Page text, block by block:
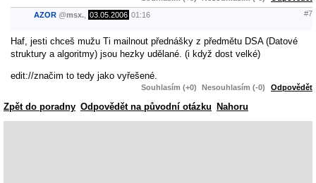
AZOR @msx. 03.05.2006 01:16 #7
Haf, jesti chceš mužu Ti mailnout přednášky z předmětu DSA (Datové
struktury a algoritmy) jsou hezky udělané. (i když dost velké)
edit://značim to tedy jako vyřešené.
Souhlasím (+0) Nesouhlasím (-0) Odpovědět
Zpět do poradny Odpovědět na původní otázku Nahoru